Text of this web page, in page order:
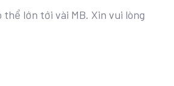
thể lớn tới vài MB. Xin vui lòng